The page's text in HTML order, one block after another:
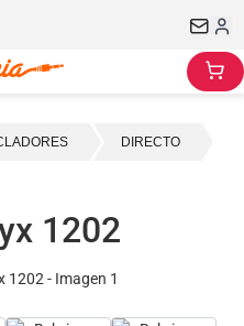
DIRECTO
1202